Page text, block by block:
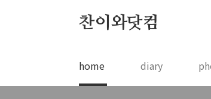
찬이와닷컴
home diary